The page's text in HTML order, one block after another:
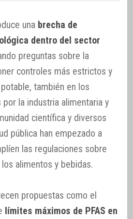
una brecha de
dentro del sector
preguntas sobre la
controles más estrictos y
también en los
la industria alimentaria y
científica y diversos
pública han empezado a
las regulaciones sobre
alimentos y bebidas.
propuestas como el
límites máximos de PFAS en